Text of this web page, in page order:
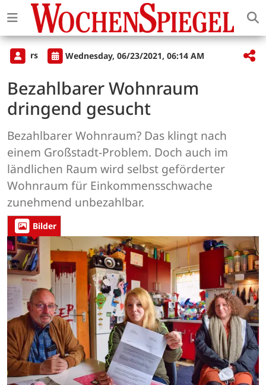
rs Wednesday, 06/23/2021, 06:14 AM
Bezahlbarer Wohnraum
dringend gesucht
Bezahlbarer Wohnraum? Das klingt nach
einem Großstadt-Problem. Doch auch im
ländlichen Raum wird selbst geförderter
Wohnraum für Einkommensschwache
zunehmend unbezahlbar.
Bilder